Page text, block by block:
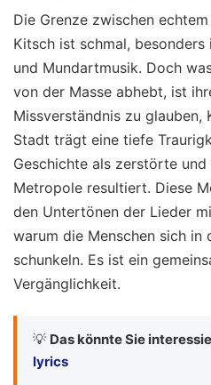
Die Grenze zwischen
Kitsch ist schmal,
und Mundartmusik. Doch
von der Masse abhebt, ist
Missverständnis zu glauben,
Stadt trägt eine tiefe
Geschichte als zerstörte
Metropole resultiert. Diese
den Untertönen der Lieder
warum die Menschen sich in
schunkeln. Es ist ein
Vergänglichkeit.
💡 Das könnte Sie
lyrics